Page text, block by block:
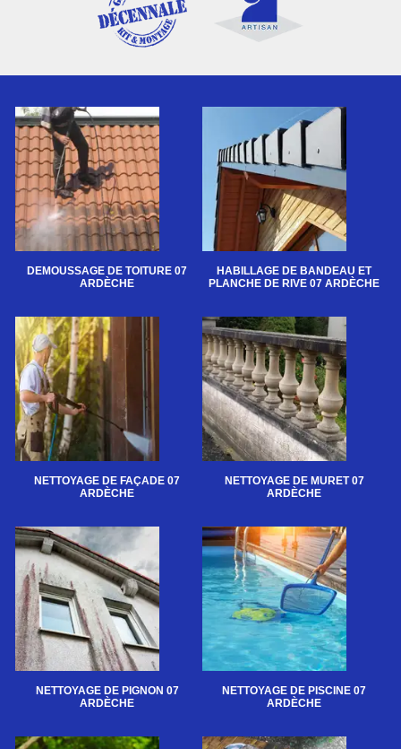
DEMOUSSAGE DE TOITURE 07
ARDÈCHE
HABILLAGE DE BANDEAU ET
PLANCHE DE RIVE 07 ARDÈCHE
NETTOYAGE DE FAÇADE 07
ARDÈCHE
NETTOYAGE DE MURET 07
ARDÈCHE
NETTOYAGE DE PIGNON 07
ARDÈCHE
NETTOYAGE DE PISCINE 07
ARDÈCHE